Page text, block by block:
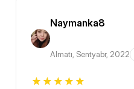
Naymanka8
Almatı, Sentyabr, 2022